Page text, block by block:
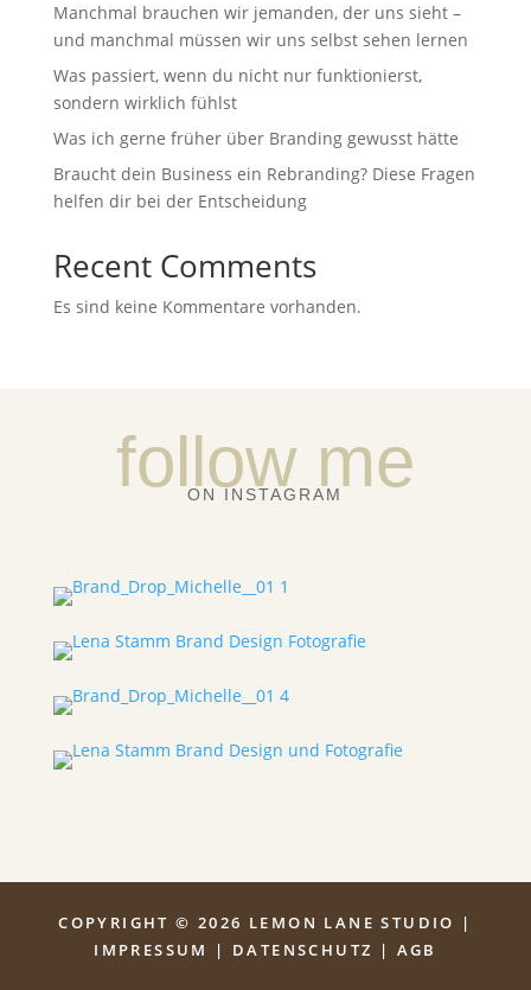
Manchmal brauchen wir jemanden, der uns sieht –
und manchmal müssen wir uns selbst sehen lernen
Was passiert, wenn du nicht nur funktionierst,
sondern wirklich fühlst
Was ich gerne früher über Branding gewusst hätte
Braucht dein Business ein Rebranding? Diese Fragen
helfen dir bei der Entscheidung
Recent Comments
Es sind keine Kommentare vorhanden.
follow me
ON INSTAGRAM
COPYRIGHT © 2026 LEMON LANE STUDIO |
IMPRESSUM
| DATENSCHUTZ | AGB